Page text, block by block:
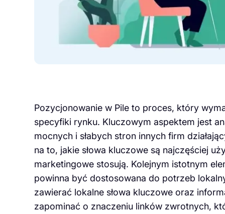
Pozycjonowanie w Pile to proces, który
specyfiki rynku. Kluczowym aspektem jest
mocnych i słabych stron innych firm
na to, jakie słowa kluczowe są najczęściej
marketingowe stosują. Kolejnym istotnym
powinna być dostosowana do potrzeb
zawierać lokalne słowa kluczowe oraz
zapominać o znaczeniu linków zwrotnych,